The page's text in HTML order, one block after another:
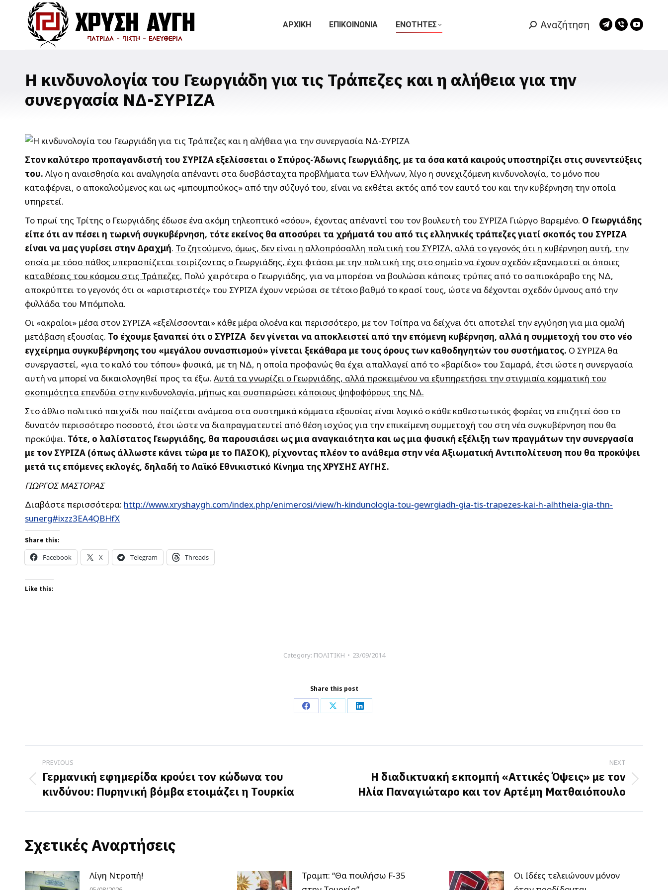
ΑΡΧΙΚΗ ΕΠΙΚΟΙΝΩΝΙΑ ΕΝΟΤΗΤΕΣ Search:
Αναζήτηση
Telegram
Viber
Η κινδυνολογία του Γεωργιάδη για τις Τράπεζες και η αλήθεια για την
συνεργασία ΝΔ-ΣΥΡΙΖΑ
Στον καλύτερο προπαγανδιστή του ΣΥΡΙΖΑ εξελίσσεται ο Σπύρος-Άδωνις Γεωργιάδης, με τα όσα κατά καιρούς υποστηρίζει στις συνεντεύξεις
του. Λίγο η αναισθησία και αναλγησία απέναντι στα δυσβάσταχτα προβλήματα των Ελλήνων, λίγο η συνεχιζόμενη κινδυνολογία, το μόνο που
καταφέρνει, ο αποκαλούμενος και ως «μπουμπούκος» από την σύζυγό του, είναι να εκθέτει εκτός από τον εαυτό του και την κυβέρνηση την οποία
υπηρετεί.
Το πρωί της Τρίτης ο Γεωργιάδης έδωσε ένα ακόμη τηλεοπτικό «σόου», έχοντας απέναντί του τον βουλευτή του ΣΥΡΙΖΑ Γιώργο Βαρεμένο. Ο Γεωργιάδης
είπε ότι αν πέσει η τωρινή συγκυβέρνηση, τότε εκείνος θα αποσύρει τα χρήματά του από τις ελληνικές τράπεζες γιατί σκοπός του ΣΥΡΙΖΑ
είναι να μας γυρίσει στην Δραχμή. Το ζητούμενο, όμως, δεν είναι η αλλοπρόσαλλη πολιτική του ΣΥΡΙΖΑ, αλλά το γεγονός ότι η κυβέρνηση αυτή, την
οποία με τόσο πάθος υπερασπίζεται τσιρίζοντας ο Γεωργιάδης, έχει φτάσει με την πολιτική της στο σημείο να έχουν σχεδόν εξανεμιστεί οι όποιες
καταθέσεις του κόσμου στις Τράπεζες. Πολύ χειρότερα ο Γεωργιάδης, για να μπορέσει να βουλώσει κάποιες τρύπες από το σαπιοκάραβο της ΝΔ,
αποκρύπτει το γεγονός ότι οι «αριστεριστές» του ΣΥΡΙΖΑ έχουν νερώσει σε τέτοιο βαθμό το κρασί τους, ώστε να δέχονται σχεδόν ύμνους από την
φυλλάδα του Μπόμπολα.
Οι «ακραίοι» μέσα στον ΣΥΡΙΖΑ «εξελίσσονται» κάθε μέρα ολοένα και περισσότερο, με τον Τσίπρα να δείχνει ότι αποτελεί την εγγύηση για μια ομαλή
μετάβαση εξουσίας. Το έχουμε ξαναπεί ότι ο ΣΥΡΙΖΑ δεν γίνεται να αποκλειστεί από την επόμενη κυβέρνηση, αλλά η συμμετοχή του στο νέο
εγχείρημα συγκυβέρνησης του «μεγάλου συνασπισμού» γίνεται ξεκάθαρα με τους όρους των καθοδηγητών του συστήματος. Ο ΣΥΡΙΖΑ θα
συνεργαστεί, «για το καλό του τόπου» φυσικά, με τη ΝΔ, η οποία προφανώς θα έχει απαλλαγεί από το «βαρίδιο» του Σαμαρά, έτσι ώστε η συνεργασία
αυτή να μπορεί να δικαιολογηθεί προς τα έξω. Αυτά τα γνωρίζει ο Γεωργιάδης, αλλά προκειμένου να εξυπηρετήσει την στιγμιαία κομματική του
σκοπιμότητα επενδύει στην κινδυνολογία, μήπως και συσπειρώσει κάποιους ψηφοφόρους της ΝΔ.
Στο άθλιο πολιτικό παιχνίδι που παίζεται ανάμεσα στα συστημικά κόμματα εξουσίας είναι λογικό ο κάθε καθεστωτικός φορέας να επιζητεί όσο το
δυνατόν περισσότερο ποσοστό, έτσι ώστε να διαπραγματευτεί από θέση ισχύος για την επικείμενη συμμετοχή του στη νέα συγκυβέρνηση που θα
προκύψει. Τότε, ο λαλίστατος Γεωργιάδης, θα παρουσιάσει ως μια αναγκαιότητα και ως μια φυσική εξέλιξη των πραγμάτων την συνεργασία
με τον ΣΥΡΙΖΑ (όπως άλλωστε κάνει τώρα με το ΠΑΣΟΚ), ρίχνοντας πλέον το ανάθεμα στην νέα Αξιωματική Αντιπολίτευση που θα προκύψει
μετά τις επόμενες εκλογές, δηλαδή το Λαϊκό Εθνικιστικό Κίνημα της ΧΡΥΣΗΣ ΑΥΓΗΣ.
ΓΙΩΡΓΟΣ ΜΑΣΤΟΡΑΣ
Διαβάστε περισσότερα: http://www.xryshaygh.com/index.php/enimerosi/view/h-kindunologia-tou-gewrgiadh-gia-tis-trapezes-kai-h-alhtheia-gia-thn-
sunerg#ixzz3EA4QBHfX
Share this:
Facebook X Telegram Threads
Like this:
Category: ΠΟΛΙΤΙΚΗ 23/09/2014
Share this post
Share
Facebook
Share
X
Share
LinkedIn
Post
navigation
PREVIOUS
Previous
post:
Γερμανική εφημερίδα κρούει τον κώδωνα του
κινδύνου: Πυρηνική βόμβα ετοιμάζει η Τουρκία
NEXT
Next
post:
Η διαδικτυακή εκπομπή «Αττικές Όψεις» με τον
Ηλία Παναγιώταρο και τον Αρτέμη Ματθαιόπουλο
Σχετικές Αναρτήσεις
Λίγη Ντροπή!
Τραμπ: “Θα πουλήσω F-35
Οι Ιδέες τελειώνουν μόνον